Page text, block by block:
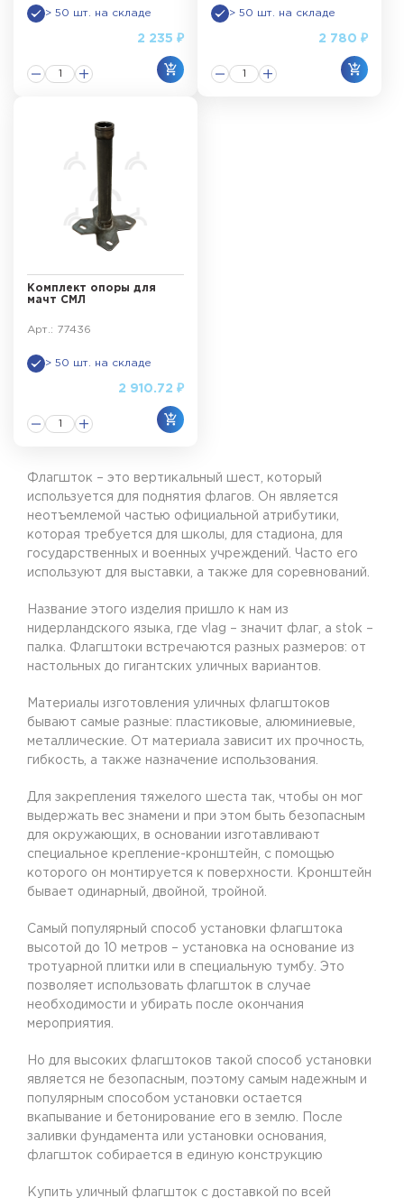
> 50 шт. на складе
2 235 ₽
> 50 шт. на складе
2 780 ₽
Комплект опоры для
мачт СМЛ
Арт.: 77436
> 50 шт. на складе
2 910.72 ₽
Флагшток – это вертикальный шест, который
используется для поднятия флагов. Он является
неотъемлемой частью официальной атрибутики,
которая требуется для школы, для стадиона, для
государственных и военных учреждений. Часто его
используют для выставки, а также для соревнований.
Название этого изделия пришло к нам из
нидерландского языка, где vlag – значит флаг, а stok –
палка. Флагштоки встречаются разных размеров: от
настольных до гигантских уличных вариантов.
Материалы изготовления уличных флагштоков
бывают самые разные: пластиковые, алюминиевые,
металлические. От материала зависит их прочность,
гибкость, а также назначение использования.
Для закрепления тяжелого шеста так, чтобы он мог
выдержать вес знамени и при этом быть безопасным
для окружающих, в основании изготавливают
специальное крепление-кронштейн, с помощью
которого он монтируется к поверхности. Кронштейн
бывает одинарный, двойной, тройной.
Самый популярный способ установки флагштока
высотой до 10 метров – установка на основание из
тротуарной плитки или в специальную тумбу. Это
позволяет использовать флагшток в случае
необходимости и убирать после окончания
мероприятия.
Но для высоких флагштоков такой способ установки
является не безопасным, поэтому самым надежным и
популярным способом установки остается
вкапывание и бетонирование его в землю. После
заливки фундамента или установки основания,
флагшток собирается в единую конструкцию
Купить уличный флагшток с доставкой по всей